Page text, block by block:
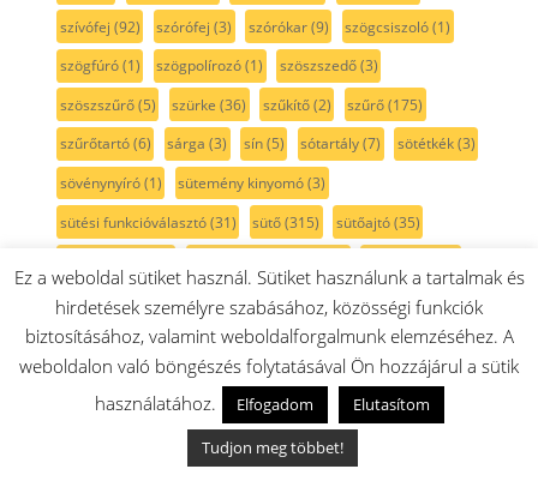
szívófej (92) szórófej (3) szórókar(9) szögcsiszoló(1)
szögfúró(1) szögpolírozó(1) szöszszedő(3)
szöszszűrő(5) szürke (36) szűkítő(2) szűrő(175)
szűrőtartó(6) sárga (3) sín(5) sótartály(7) sötétkék(3)
sövénynyíró(1) sütemény kinyomó(3)
sütési funkcióválasztó(31) sütő(315) sütőajtó(35)
sütő forgókapcsoló(22) sütőfunkciókapcsoló(20)
sütő hőmérő (1) sütő izzó(18) sütőkapcsoló(18)
sütőlap (13) sütő lámpa(9) sütő programválasztó(17)
sütőrács(15) sütősín(12) Sütőtepsi sütő világítás
sütő üzemmódkapcsoló(16)
Ez a weboldal sütiket használ. Sütiket használunk a tartalmak és
hirdetések személyre szabásához, közösségi funkciók
biztosításához, valamint weboldalforgalmunk elemzéséhez. A
weboldalon való böngészés folytatásával Ön hozzájárul a sütik
használatához.
Elfogadom
Elutasítom
Tudjon meg többet!